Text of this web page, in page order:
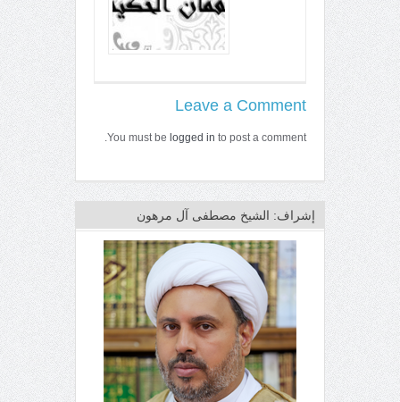
Leave a Comment
You must be logged in to post a comment.
إشراف: الشيخ مصطفى آل مرهون